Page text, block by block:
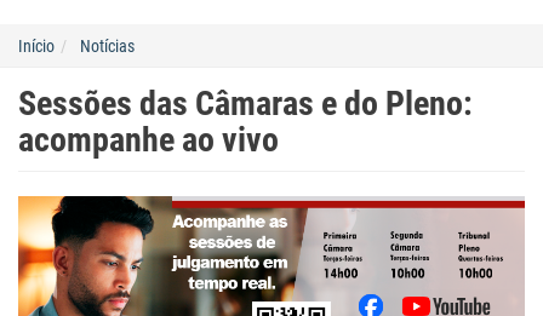
Início Notícias
Sessões das Câmaras e do Pleno:
acompanhe ao vivo